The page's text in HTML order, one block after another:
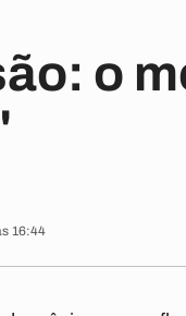
o
16:44